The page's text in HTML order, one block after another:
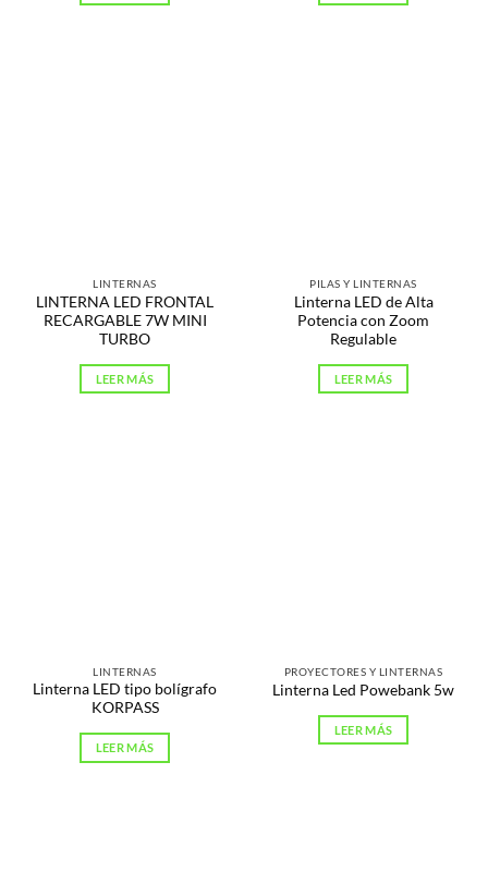
LINTERNAS
LINTERNA LED FRONTAL
RECARGABLE 7W MINI
TURBO
LEER MÁS
PILAS Y LINTERNAS
Linterna LED de Alta
Potencia con Zoom
Regulable
LEER MÁS
LINTERNAS
Linterna LED tipo bolígrafo
KORPASS
LEER MÁS
PROYECTORES Y LINTERNAS
Linterna Led Powebank 5w
LEER MÁS